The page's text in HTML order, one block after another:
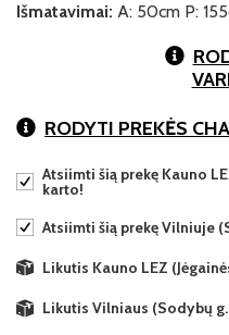
Išmatavimai: A: 50cm P:
RODYTI PREKĖS
Atsiimti šią prekę Kauno
karto!
Atsiimti šią prekę Vilniuje
Likutis Kauno LEZ
Likutis Vilniaus (Sodybų